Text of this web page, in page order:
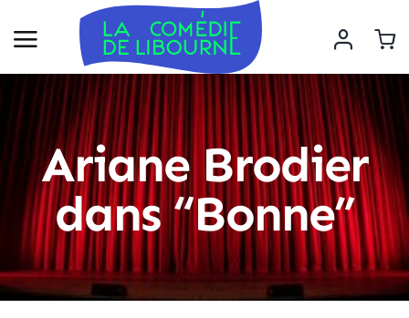
Ariane Brodier
dans “Bonne”